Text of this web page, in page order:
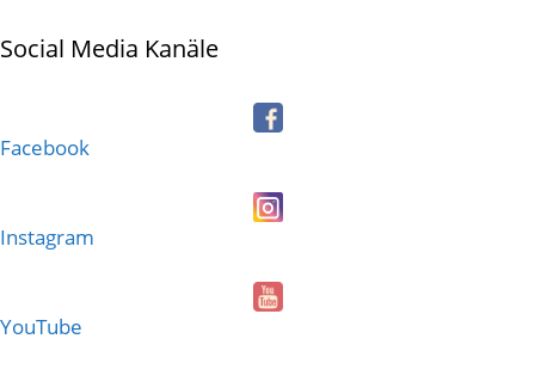
Social Media Kanäle
Facebook
Instagram
YouTube